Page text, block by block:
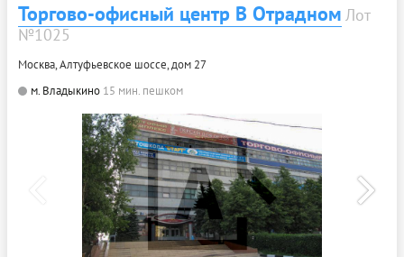
Торгово-офисный центр В Отрадном Лот
№1025
Москва, Алтуфьевское шоссе, дом 27
м. Владыкино 15 мин. пешком